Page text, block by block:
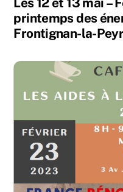
printemps des
Frontignan-la-